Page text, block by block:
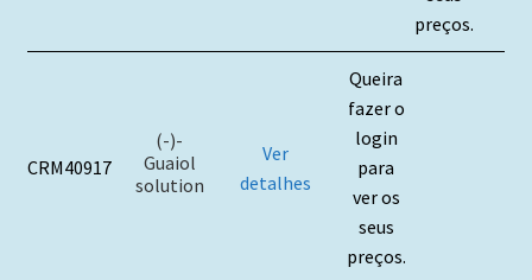
preços.
CRM40917
(-)-
Guaiol
solution
Ver
detalhes
Queira
fazer o
login
para
ver os
seus
preços.